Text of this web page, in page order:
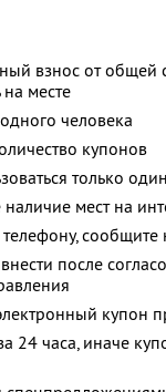
взнос от общей
месте
человека
купонов
только
мест на
после
купон
24 часа, иначе